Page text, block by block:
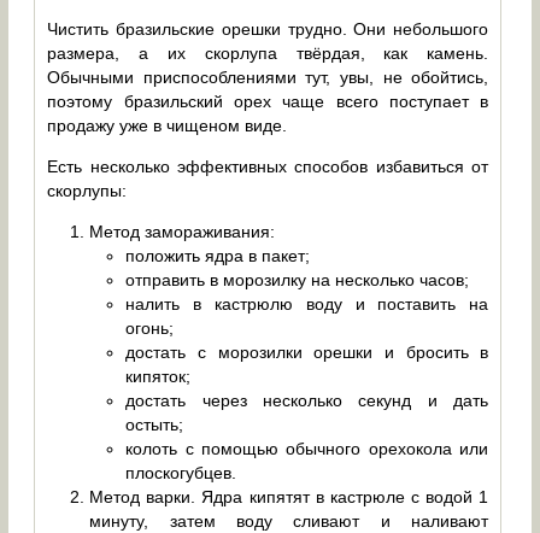
Чистить бразильские орешки трудно. Они небольшого
размера, а их скорлупа твёрдая, как камень.
Обычными приспособлениями тут, увы, не обойтись,
поэтому бразильский орех чаще всего поступает в
продажу уже в чищеном виде.
Есть несколько эффективных способов избавиться от
скорлупы:
Метод замораживания:
положить ядра в пакет;
отправить в морозилку на несколько часов;
налить в кастрюлю воду и поставить на
огонь;
достать с морозилки орешки и бросить в
кипяток;
достать через несколько секунд и дать
остыть;
колоть с помощью обычного орехокола или
плоскогубцев.
Метод варки. Ядра кипятят в кастрюле с водой 1
минуту, затем воду сливают и наливают